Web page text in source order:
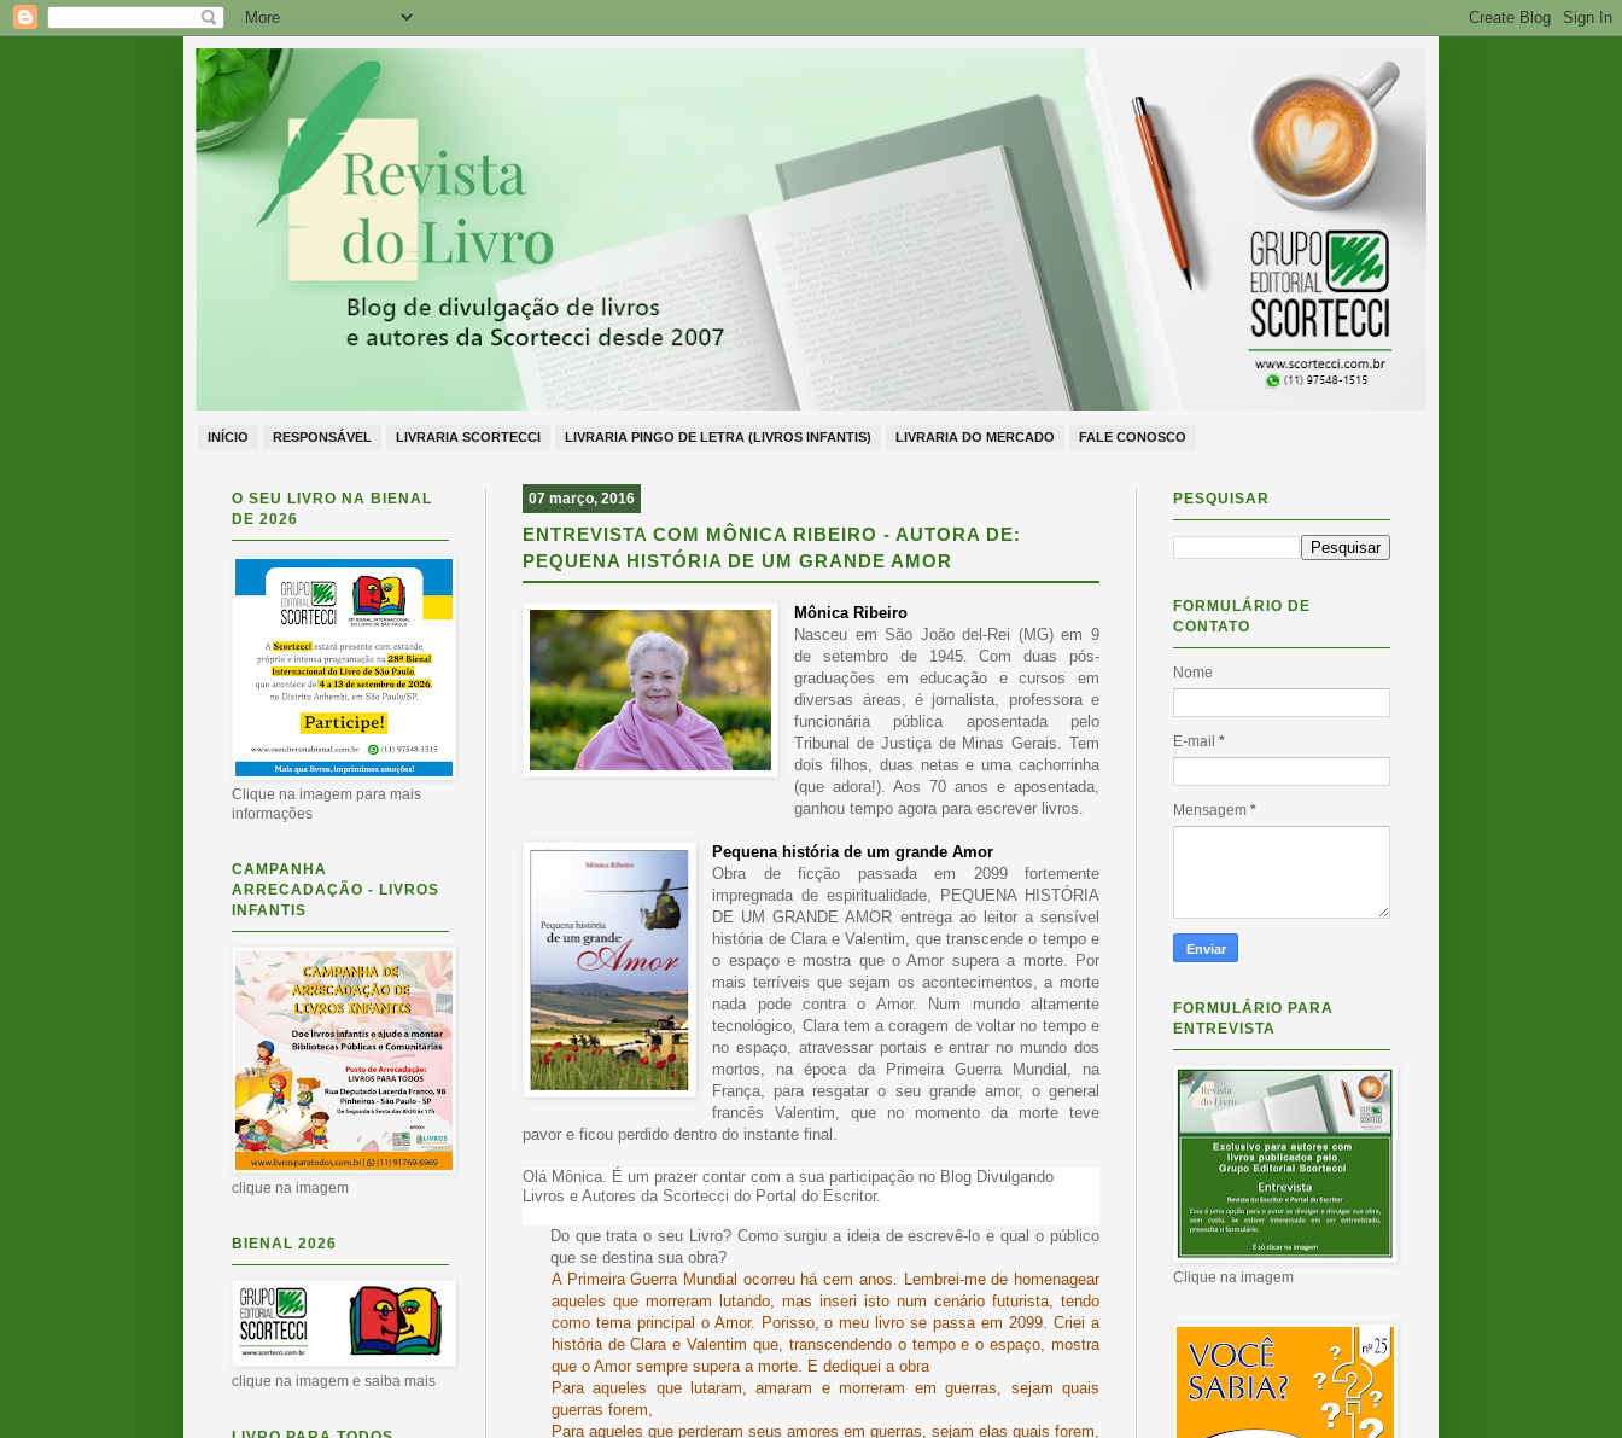
INÍCIO RESPONSÁVEL LIVRARIA SCORTECCI LIVRARIA PINGO DE LETRA (LIVROS INFANTIS) LIVRARIA DO MERCADO FALE CONOSCO
07 março, 2016
ENTREVISTA COM MÔNICA RIBEIRO - AUTORA DE:
PEQUENA HISTÓRIA DE UM GRANDE AMOR
Mônica Ribeiro
Nasceu em São João del-Rei (MG) em 9
de setembro de 1945. Com duas pós-
graduações em educação e cursos em
diversas áreas, é jornalista, professora e
funcionária pública aposentada pelo
Tribunal de Justiça de Minas Gerais. Tem
dois filhos, duas netas e uma cachorrinha
(que adora!). Aos 70 anos e aposentada,
ganhou tempo agora para escrever livros.
Pequena história de um grande Amor
Obra de ficção passada em 2099 fortemente
impregnada de espiritualidade, PEQUENA HISTÓRIA
DE UM GRANDE AMOR entrega ao leitor a sensível
história de Clara e Valentim, que transcende o tempo e
o espaço e mostra que o Amor supera a morte. Por
mais terríveis que sejam os acontecimentos, a morte
nada pode contra o Amor. Num mundo altamente
tecnológico, Clara tem a coragem de voltar no tempo e
no espaço, atravessar portais e entrar no mundo dos
mortos, na época da Primeira Guerra Mundial, na
França, para resgatar o seu grande amor, o general
francês Valentim, que no momento da morte teve
pavor e ficou perdido dentro do instante final.
Olá Mônica. É um prazer contar com a sua participação no Blog Divulgando
Livros e Autores da Scortecci do Portal do Escritor.
Do que trata o seu Livro? Como surgiu a ideia de escrevê-lo e qual o público
que se destina sua obra?
A Primeira Guerra Mundial ocorreu há cem anos. Lembrei-me de homenagear
aqueles que morreram lutando, mas inseri isto num cenário futurista, tendo
como tema principal o Amor. Porisso, o meu livro se passa em 2099. Criei a
história de Clara e Valentim que, transcendendo o tempo e o espaço, mostra
que o Amor sempre supera a morte. E dediquei a obra
Para aqueles que lutaram, amaram e morreram em guerras, sejam quais
guerras forem,
Para aqueles que perderam seus amores em guerras, sejam elas quais forem,
O SEU LIVRO NA BIENAL
DE 2026
Clique na imagem para mais
informações
CAMPANHA
ARRECADAÇÃO - LIVROS
INFANTIS
clique na imagem
BIENAL 2026
clique na imagem e saiba mais
PESQUISAR
FORMULÁRIO DE
CONTATO
Nome
E-mail *
Mensagem *
FORMULÁRIO PARA
ENTREVISTA
Clique na imagem